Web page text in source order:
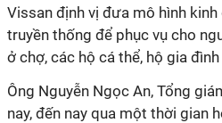
Vissan định vị đưa mô hình
truyền thống để phục vụ cho
ở chợ, các hộ cá thể, hộ gia
Ông Nguyễn Ngọc An, Tổng
nay, đến nay qua một thời gian